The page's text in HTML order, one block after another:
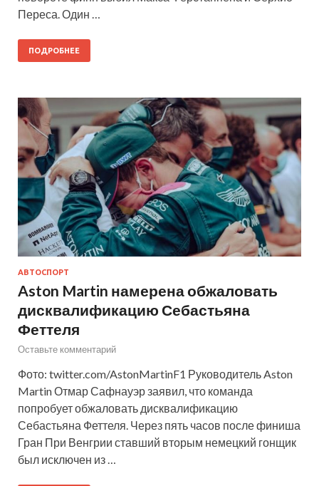
Переса. Один …
ПОДРОБНЕЕ
АВТОСПОРТ
Aston Martin намерена обжаловать
дисквалификацию Себастьяна
Феттеля
Оставьте комментарий
Фото: twitter.com/AstonMartinF1 Руководитель Aston
Martin Отмар Сафнауэр заявил, что команда
попробует обжаловать дисквалификацию
Себастьяна Феттеля. Через пять часов после финиша
Гран При Венгрии ставший вторым немецкий гонщик
был исключен из …